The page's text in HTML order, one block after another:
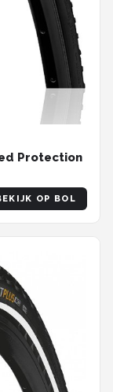
Protection
OP BOL